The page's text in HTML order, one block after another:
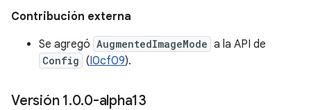
Contribución externa
Se agregó AugmentedImageMode a la API de
Config (I0cf09).
Versión 1.0.0-alpha13